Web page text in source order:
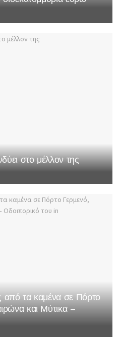
στο μέλλον της
από τα καμένα σε Πόρτο
και Μύτικα –